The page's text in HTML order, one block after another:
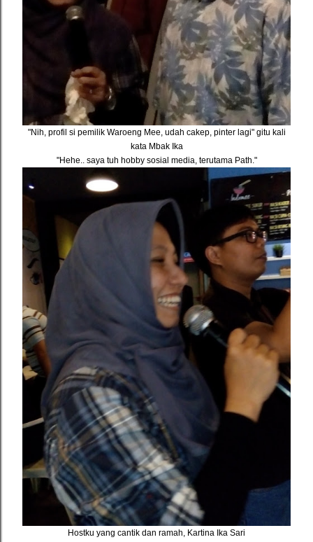
"Nih, profil si pemilik Waroeng Mee, udah cakep, pinter lagi" gitu kali
kata Mbak Ika
"Hehe.. saya tuh hobby sosial media, terutama Path."
Hostku yang cantik dan ramah, Kartina Ika Sari